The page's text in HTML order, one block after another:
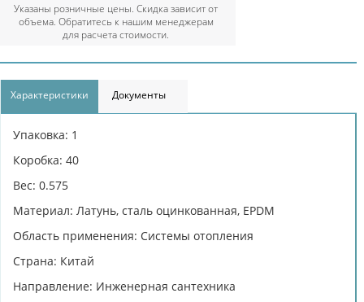
Указаны розничные цены. Скидка зависит от
объема. Обратитесь к нашим менеджерам
для расчета стоимости.
Характеристики Документы
Упаковка: 1
Коробка: 40
Вес: 0.575
Материал: Латунь, сталь оцинкованная, EPDM
Область применения: Системы отопления
Страна: Китай
Направление: Инженерная сантехника